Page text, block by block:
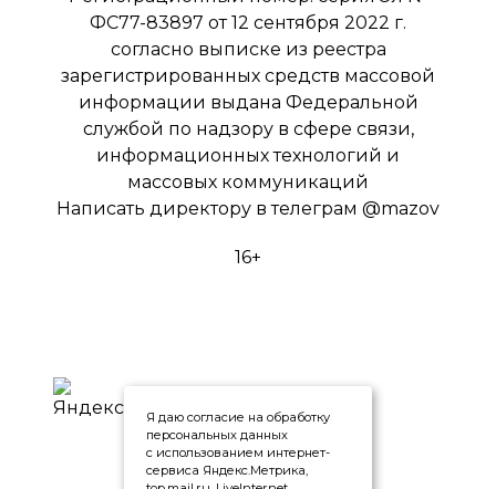
ФС77-83897 от 12 сентября 2022 г.
согласно выписке из реестра
зарегистрированных средств массовой
информации выдана Федеральной
службой по надзору в сфере связи,
информационных технологий и
массовых коммуникаций
Написать директору в телеграм @mazov
16+
Я даю согласие на обработку
персональных данных
с использованием интернет-
сервиса Яндекс.Метрика,